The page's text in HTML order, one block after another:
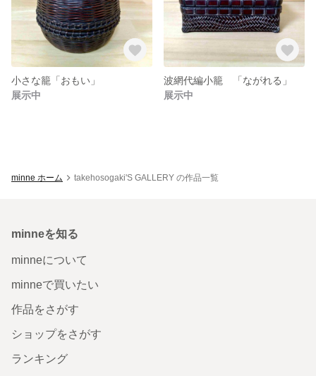
小さな籠「おもい」
展示中
波網代編小籠 「ながれる」
展示中
minne ホーム takehosogaki'S GALLERY の作品一覧
minneを知る
minneについて
minneで買いたい
作品をさがす
ショップをさがす
ランキング